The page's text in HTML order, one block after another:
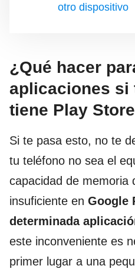
otro dispositivo
¿Qué hacer
aplicaciones si
tiene Play
Si te pasa esto, no te
tu teléfono no sea el
capacidad de memoria
insuficiente en Google
determinada
este inconveniente es
primer lugar a una